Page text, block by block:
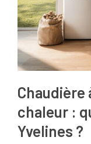
Chaudière
chaleur :
Yvelines ?